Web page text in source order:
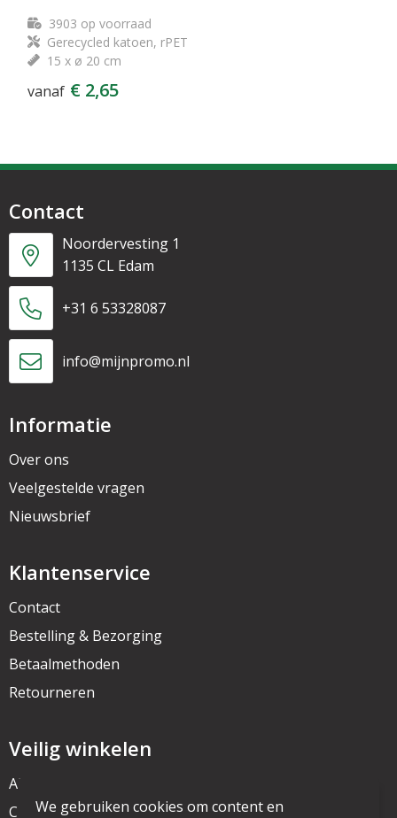
3903 op voorraad
Gerecycled katoen, rPET
15 x ø 20 cm
vanaf € 2,65
Contact
Noordervesting 1
1135 CL Edam
+31 6 53328087
info@mijnpromo.nl
Informatie
Over ons
Veelgestelde vragen
Nieuwsbrief
Klantenservice
Contact
Bestelling & Bezorging
Betaalmethoden
Retourneren
Veilig winkelen
Algemene voorwaarden
Cookieverklaring
We gebruiken cookies om content en